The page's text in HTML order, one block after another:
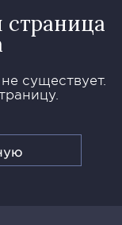
существует.